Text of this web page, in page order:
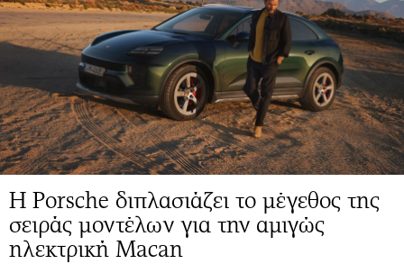
Η Porsche διπλασιάζει το μέγεθος της
σειράς μοντέλων για την αμιγώς
ηλεκτρική Macan